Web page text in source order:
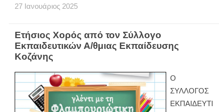
27 Ιανουάριος 2025
Ετήσιος Χορός από τον Σύλλογο
Εκπαιδευτικών Α/θμιας Εκπαίδευσης
Κοζάνης
Ο
ΣΥΛΛΟΓΟΣ
ΕΚΠΑΙΔΕΥΤΙ